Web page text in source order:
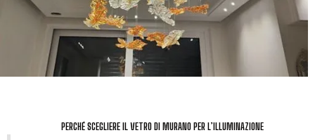
PERCHÉ SCEGLIERE IL VETRO DI MURANO PER L’ILLUMINAZIONE